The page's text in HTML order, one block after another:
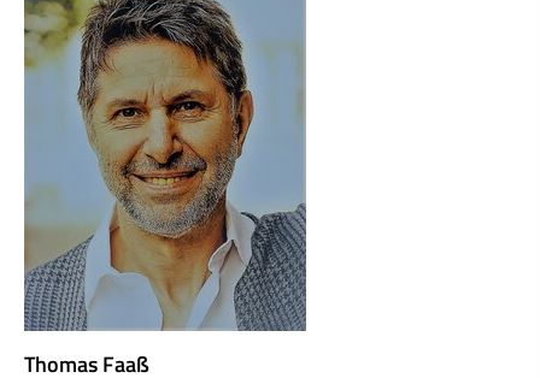
Thomas Faaß